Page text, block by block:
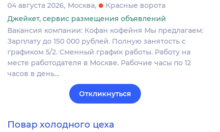
04 августа 2026 Москва
Красные ворота
Джейкет, сервис размещения объявлений
Вакансия компании: Кофан кофейня Мы предлагаем:
Зарплату до 150 000 рублей. Полную занятость с
графиком 5/2. Сменный график работы. Работу на
месте работодателя в Москве. Рабочие часы по 12
часов в день…
Откликнуться
Повар холодного цеха